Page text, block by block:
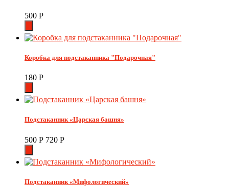
500 Р
Коробка для подстаканника "Подарочная"
180 Р
Подстаканник «Царская башня»
500 Р 720 Р
Подстаканник «Мифологический»